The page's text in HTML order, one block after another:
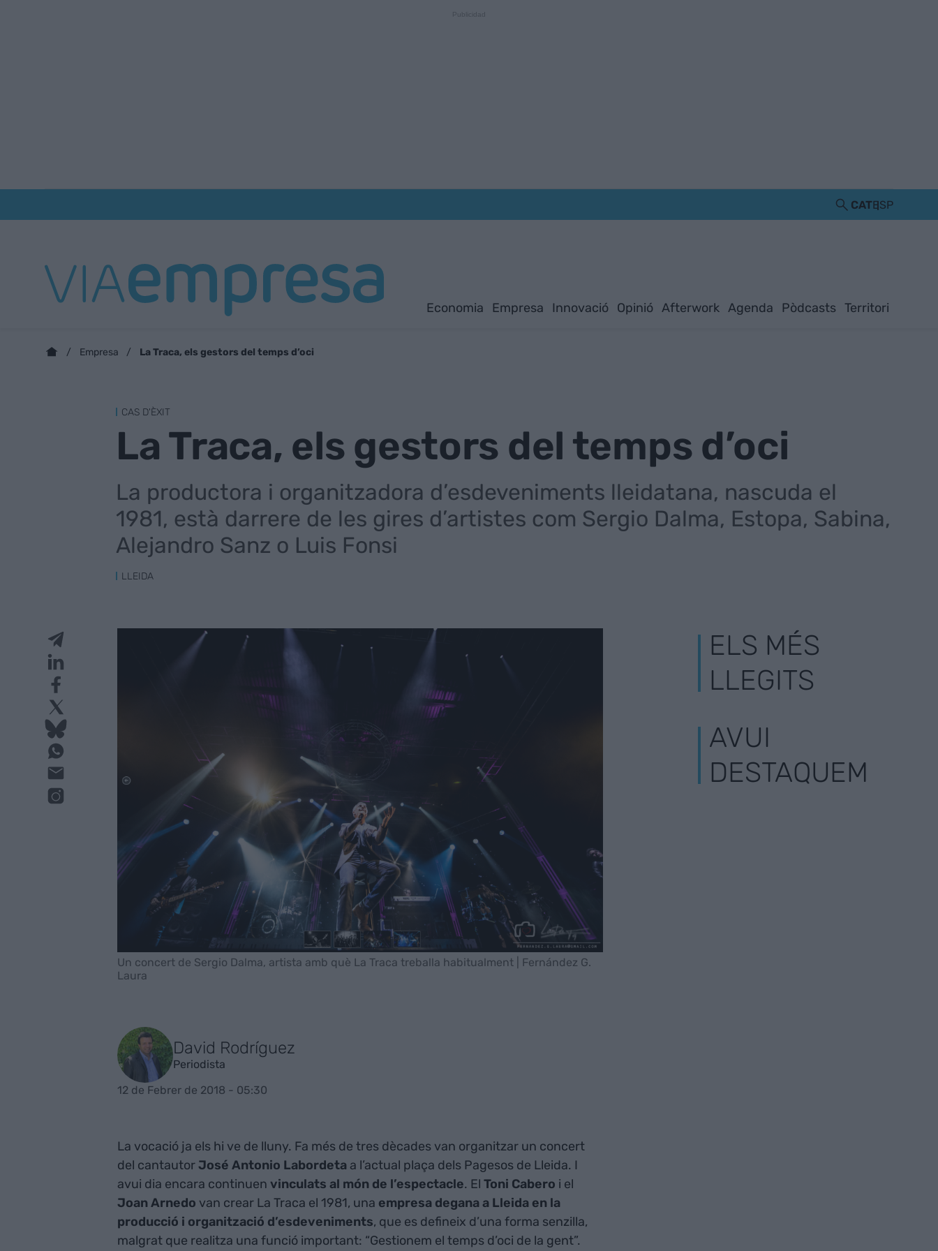
CATESP
Economia Empresa Innovació Opinió Afterwork Agenda Pòdcasts Territori
Empresa La Traca, els gestors del temps d’oci
CAS D'ÈXIT
La Traca, els gestors del temps d’oci
La productora i organitzadora d’esdeveniments lleidatana, nascuda el
1981, està darrere de les gires d’artistes com Sergio Dalma, Estopa, Sabina,
Alejandro Sanz o Luis Fonsi
LLEIDA
Un concert de Sergio Dalma, artista amb què La Traca treballa habitualment | Fernández G.
Laura
David Rodríguez
Periodista
12 de Febrer de 2018 - 05:30
La vocació ja els hi ve de lluny. Fa més de tres dècades van organitzar un concert
del cantautorJosé Antonio Labordetaa l’actual plaça dels Pagesos de Lleida. I
avui dia encara continuen vinculats al món de l’espectacle. El Toni Cabero i el
Joan Arnedo van crear La Traca el 1981, una empresa degana a Lleida en la
producció i organització d’esdeveniments, que es defineix d’una forma senzilla,
malgrat que realitza una funció important: “Gestionem el temps d’oci de la gent”.
ELS MÉS
LLEGITS
AVUI
DESTAQUEM